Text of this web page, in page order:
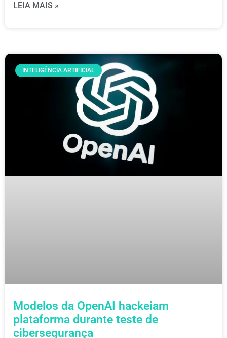
LEIA MAIS »
INTELIGÊNCIA ARTIFICIAL
Modelos da OpenAI hackeiam
plataforma durante teste de
cibersegurança